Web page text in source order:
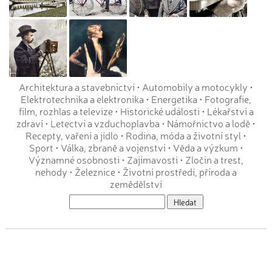
Architektura a stavebnictví• Automobily a motocykly •
Elektrotechnika a elektronika • Energetika • Fotografie,
film, rozhlas a televize• Historické události • Lékařství a
zdraví• Letectví a vzduchoplavba • Námořnictvo a lodě•
Recepty, vaření a jídlo • Rodina, móda a životní styl •
Sport • Válka, zbraně a vojenství• Věda a výzkum •
Významné osobnosti • Zajímavosti • Zločin a trest,
nehody • Železnice• Životní prostředí, příroda a
zemědělství